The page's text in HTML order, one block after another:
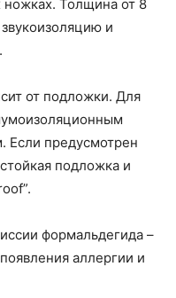
ножках. Толщина от 8
и
от подложки. Для
предусмотрен
подложка и
формальдегида –
аллергии и